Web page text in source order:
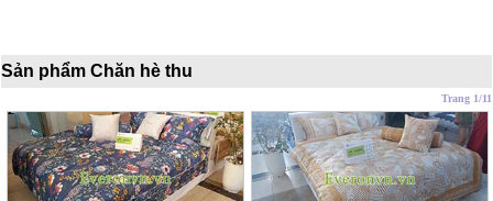
RUỘT
RUỘT
CHĂN
BÔNG
Sản phẩm Chăn hè thu
Trang 1/11